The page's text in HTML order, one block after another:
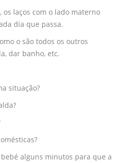
os laços com o lado materno
dia que passa.
o são todos os outros
dar banho, etc.
situação?
bebé alguns minutos para que a